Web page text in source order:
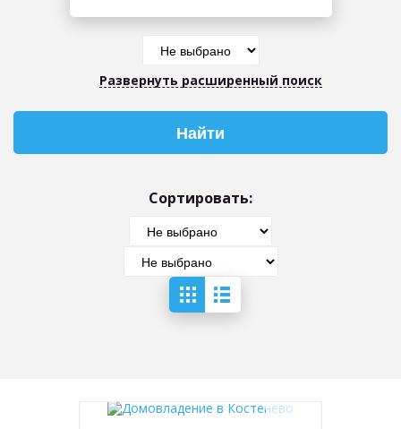
Развернуть расширенный поиск
Сортировать: